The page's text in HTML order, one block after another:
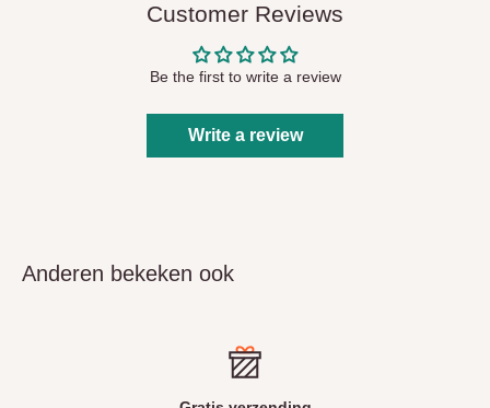
Customer Reviews
Be the first to write a review
Write a review
Anderen bekeken ook